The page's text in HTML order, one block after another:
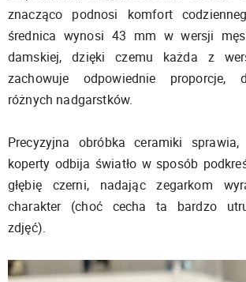
znacząco podnosi komfort
średnica wynosi 43 mm w wersji
damskiej, dzięki czemu każda z
zachowuje odpowiednie proporcje,
różnych nadgarstków.
Precyzyjna obróbka ceramiki
koperty odbija światło w sposób
głębię czerni, nadając zegarkom
charakter (choć cecha ta bardzo
zdjęć).